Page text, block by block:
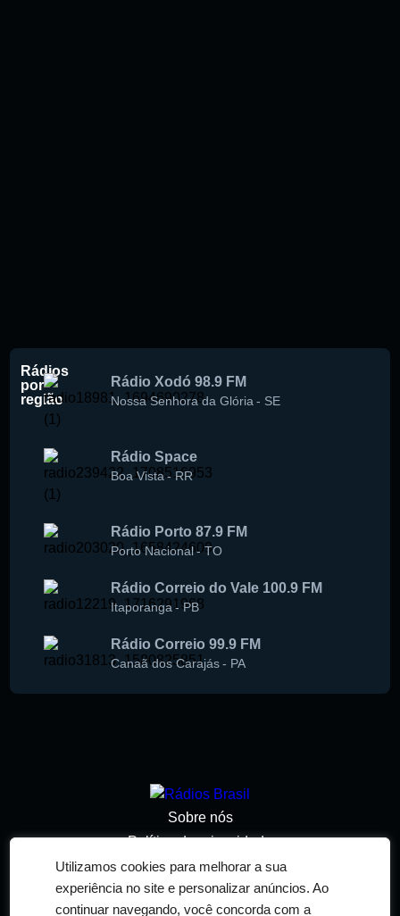
Utilizamos cookies para melhorar a sua
experiência no site e personalizar anúncios. Ao
continuar navegando, você concorda com a
Rádios
por
região
Rádio Xodó 98.9 FM
Nossa Senhora da Glória - SE
Rádio Space
Boa Vista -RR
Rádio Porto 87.9 FM
Porto Nacional-TO
Rádio Correio do Vale 100.9 FM
Itaporanga -PB
Rádio Correio 99.9 FM
Canaã dos Carajás - PA
Sobre nós
Política de privacidade
Termos de serviço
Adicionar rádio